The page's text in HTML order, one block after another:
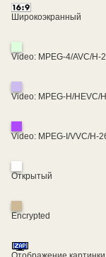
Широкоэкранный
Video: MPEG-4/AVC/H-
Video: MPEG-H/HEVC/
Video: MPEG-I/VVC/H-
Открытый
Encrypted